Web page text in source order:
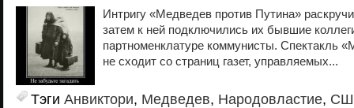
Интригу «Медведев против Путина»
затем к ней подключились их бывшие
партноменклатуре коммунисты. Спектакль
не сходит со страниц газет, управляемых...
Тэги Анвиктори, Медведев, Народовластие,